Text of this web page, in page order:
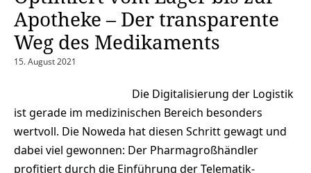
Apotheke – Der transparente
Weg des Medikaments
15. August 2021
Die Digitalisierung der Logistik
ist gerade im medizinischen Bereich besonders
wertvoll. Die Noweda hat diesen Schritt gewagt und
dabei viel gewonnen: Der Pharmagroßhändler
profitiert durch die Einführung der Telematik-